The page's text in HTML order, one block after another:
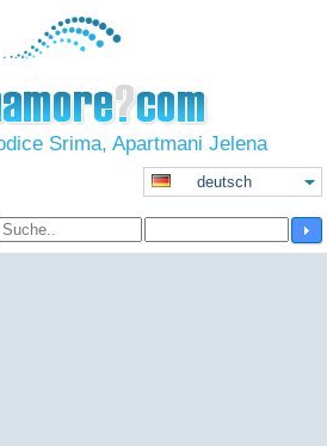
Srima, Apartmani Jelena
deutsch